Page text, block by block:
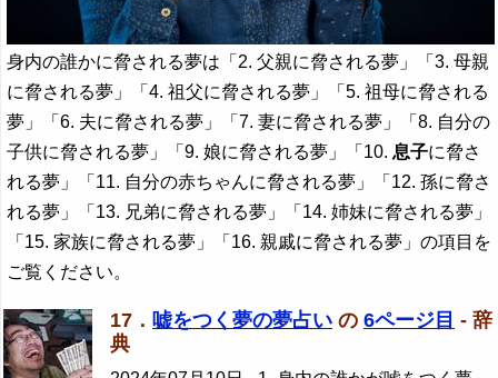
身内の誰かに脅される夢は「2. 父親に脅される夢」「3. 母親
に脅される夢」「4. 祖父に脅される夢」「5. 祖母に脅される
夢」「6. 夫に脅される夢」「7. 妻に脅される夢」「8. 自分の
子供に脅される夢」「9. 娘に脅される夢」「10. 息子に脅さ
れる夢」「11. 自分の赤ちゃんに脅される夢」「12. 孫に脅さ
れる夢」「13. 兄弟に脅される夢」「14. 姉妹に脅される夢」
「15. 家族に脅される夢」「16. 親戚に脅される夢」の項目を
ご覧ください。
17． 嘘をつく夢の夢占い の 6ページ目 - 辞
典